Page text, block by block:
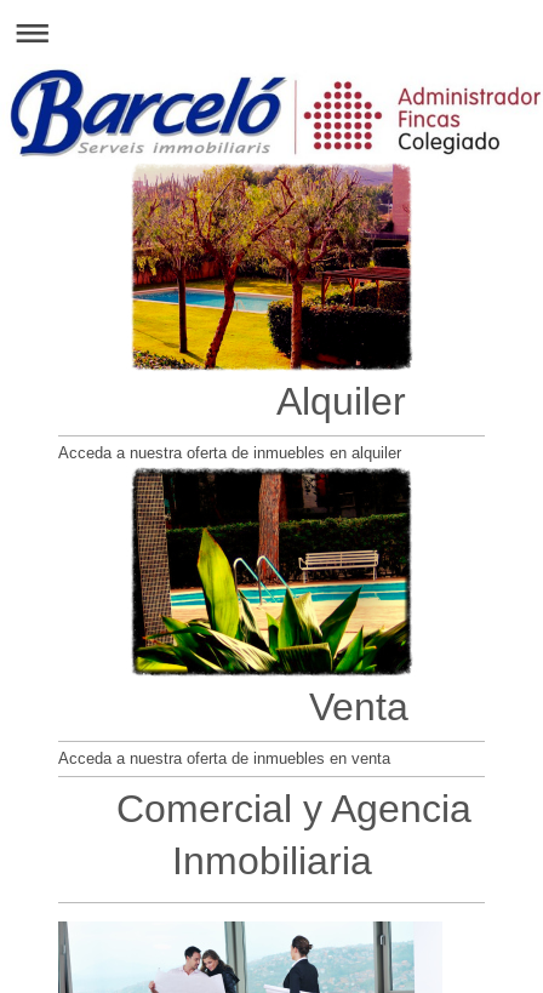
Alquiler
Acceda a nuestra oferta de inmuebles en alquiler
Venta
Acceda a nuestra oferta de inmuebles en venta
Comercial y Agencia
Inmobiliaria